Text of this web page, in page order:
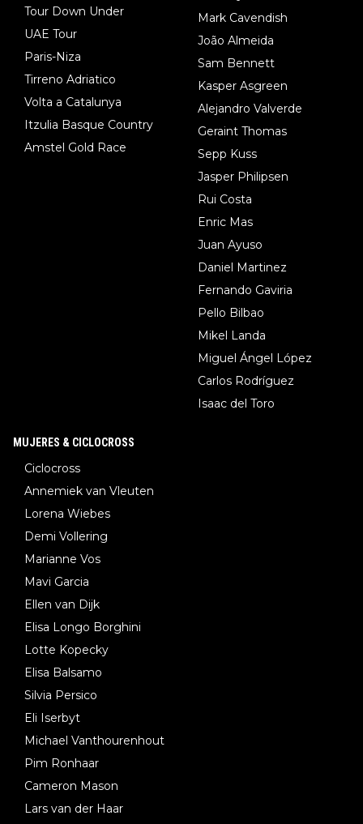
Tour Down Under
UAE Tour
Paris-Niza
Tirreno Adriatico
Volta a Catalunya
Itzulia Basque Country
Amstel Gold Race
Mark Cavendish
João Almeida
Sam Bennett
Kasper Asgreen
Alejandro Valverde
Geraint Thomas
Sepp Kuss
Jasper Philipsen
Rui Costa
Enric Mas
Juan Ayuso
Daniel Martinez
Fernando Gaviria
Pello Bilbao
Mikel Landa
Miguel Ángel López
Carlos Rodríguez
Isaac del Toro
MUJERES & CICLOCROSS
Ciclocross
Annemiek van Vleuten
Lorena Wiebes
Demi Vollering
Marianne Vos
Mavi Garcia
Ellen van Dijk
Elisa Longo Borghini
Lotte Kopecky
Elisa Balsamo
Silvia Persico
Eli Iserbyt
Michael Vanthourenhout
Pim Ronhaar
Cameron Mason
Lars van der Haar